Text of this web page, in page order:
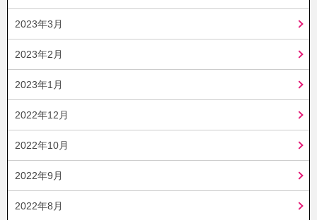
2023年3月
2023年2月
2023年1月
2022年12月
2022年10月
2022年9月
2022年8月